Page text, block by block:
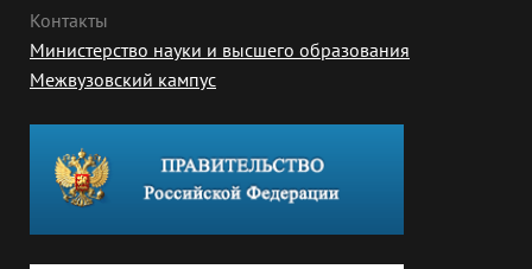
Контакты
Министерство науки и высшего образования
Межвузовский кампус